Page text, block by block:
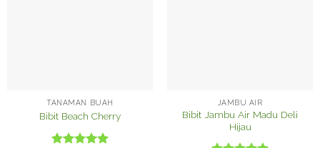
TANAMAN BUAH
Bibit Beach Cherry
JAMBU AIR
Bibit Jambu Air Madu Deli
Hijau